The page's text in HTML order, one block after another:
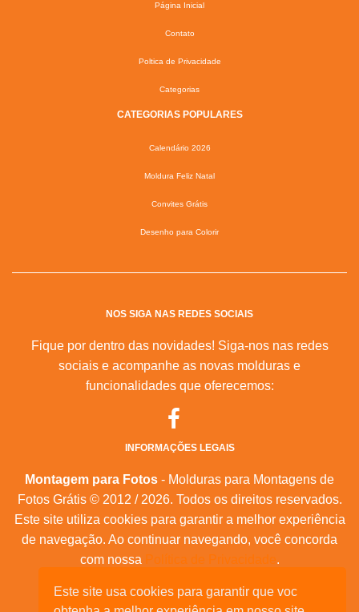
Este site usa cookies para garantir que voc
Página Inicial
Contato
Poltica de Privacidade
Categorias
CATEGORIAS POPULARES
Calendário 2026
Moldura Feliz Natal
Convites Grátis
Desenho para Colorir
NOS SIGA NAS REDES SOCIAIS
Fique por dentro das novidades! Siga-nos nas redes
sociais e acompanhe as novas molduras e
funcionalidades que oferecemos:
INFORMAÇÕES LEGAIS
Montagem para Fotos - Molduras para Montagens de
Fotos Grátis © 2012 / 2026. Todos os direitos reservados.
Este site utiliza cookies para garantir a melhor experiência
de navegação. Ao continuar navegando, você concorda
com nossa Política de Privacidade.
Mapa do Site |Feeds RSS |Sobre Nós